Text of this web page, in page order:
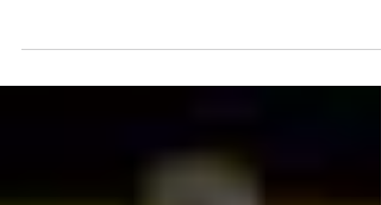
semanas....